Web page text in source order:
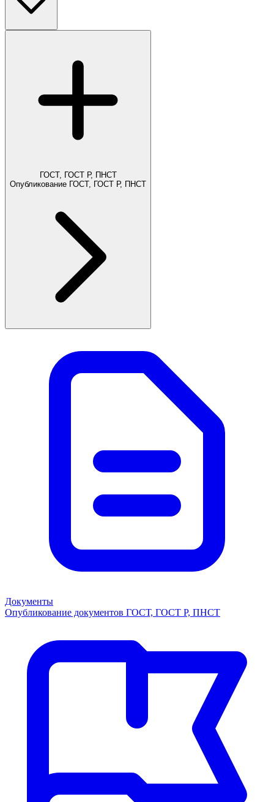
ГОСТ, ГОСТ Р, ПНСТ
Опубликование ГОСТ, ГОСТ Р, ПНСТ
Документы
Опубликование документов ГОСТ, ГОСТ Р, ПНСТ